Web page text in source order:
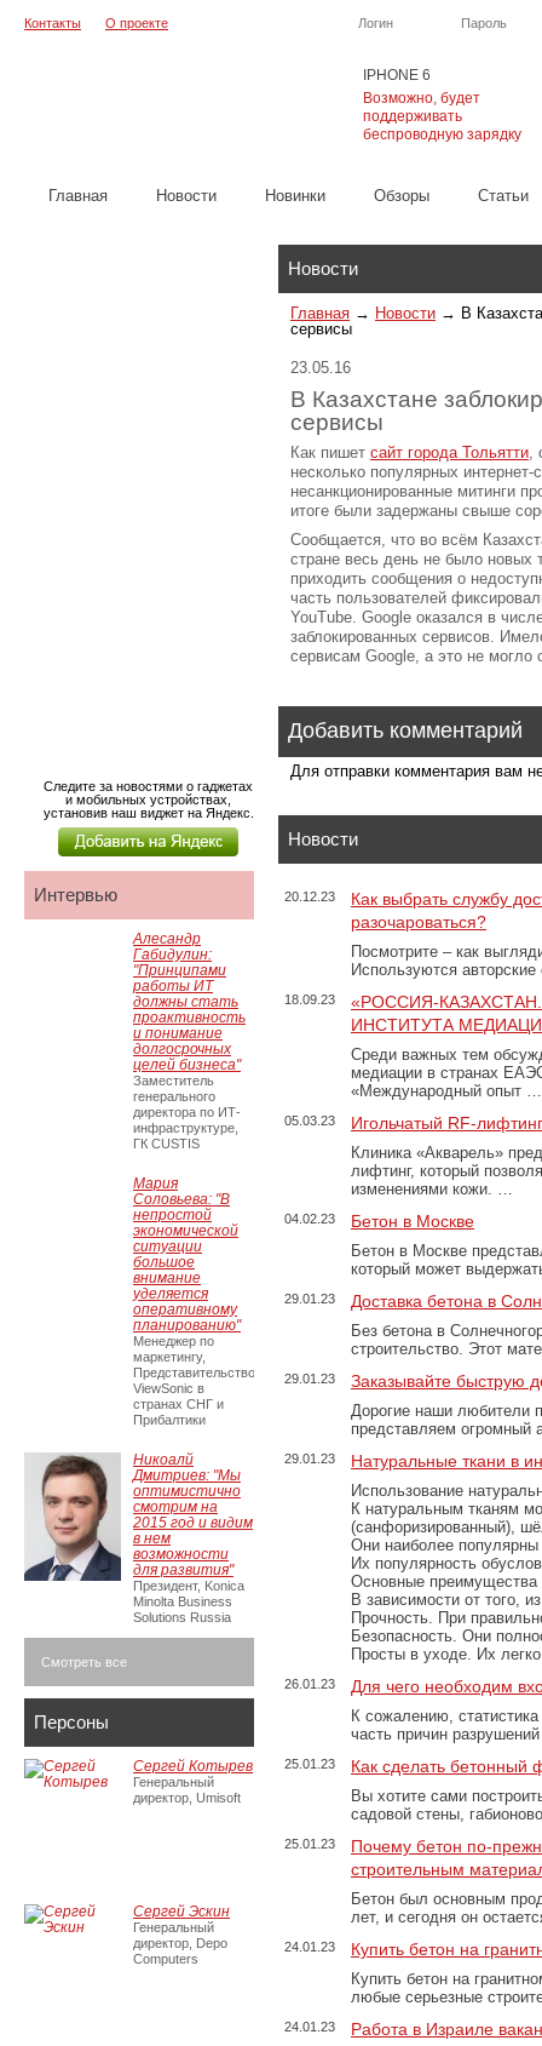
IPHONE 6
Возможно, будет
поддерживать
беспроводную зарядку
Логин Пароль
Контакты О проекте
Главная Новости Новинки Обзоры Cтатьи
Новости
Главная → Новости → В
сервисы
23.05.16
В Казахстане
сервисы
Как пишет сайт города Тольятти,
несколько популярных
несанкционированные митинги
итоге были задержаны свыше
Сообщается, что во всём
стране весь день не было новых
приходить сообщения о
часть пользователей
YouTube. Google оказался в
заблокированных сервисов.
сервисам Google, а это не могло
Добавить комментарий
Для отправки комментария вам
Новости
20.12.23
Как выбрать службу
разочароваться?
Посмотрите – как
Используются
18.09.23
«РОССИЯ-
ИНСТИТУТА
Среди важных тем
медиации в странах
«Международный опыт …
05.03.23 Игольчатый RF-
Клиника «Акварель»
лифтинг, который
изменениями кожи. …
04.02.23 Бетон в Москве
Бетон в Москве
который может
29.01.23 Доставка бетона в
Без бетона в
строительство. Этот
29.01.23 Заказывайте быструю
Дорогие наши любители
представляем огромный
29.01.23 Натуральные ткани в
Использование
К натуральным тканям
(санфоризированный),
Они наиболее популярны
Их популярность
Основные преимущества
В зависимости от того,
Прочность. При
Безопасность. Они
Просты в уходе. Их
26.01.23 Для чего необходим
К сожалению,
часть причин
25.01.23 Как сделать бетонный
Вы хотите сами
садовой стены,
25.01.23
Почему бетон по-
строительным
Бетон был основным
лет, и сегодня он
24.01.23 Купить бетон на
Купить бетон на
любые серьезные
24.01.23 Работа в Израиле
Следите за новостями о гаджетах
и мобильных устройствах,
установив наш виджет на Яндекс.
Интервью
Алесандр
Габидулин:
"Принципами
работы ИТ
должны стать
проактивность
и понимание
долгосрочных
целей бизнеса"
Заместитель
генерального
директора по ИТ-
инфраструктуре,
ГК CUSTIS
Мария
Соловьева: "В
непростой
экономической
ситуации
большое
внимание
уделяется
оперативному
планированию"
Менеджер по
маркетингу,
Представительство
ViewSonic в
странах СНГ и
Прибалтики
Никоалй
Дмитриев: "Мы
оптимистично
смотрим на
2015 год и видим
в нем
возможности
для развития"
Президент, Konica
Minolta Business
Solutions Russia
Смотреть все
Персоны
Сергей Котырев
Генеральный
директор, Umisoft
Сергей Эскин
Генеральный
директор, Depo
Computers